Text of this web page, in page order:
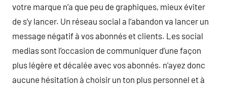
votre marque n’a que peu de graphiques, mieux éviter
de s’y lancer. Un réseau social a l’abandon va lancer un
message négatif à vos abonnés et clients. Les social
medias sont l’occasion de communiquer d’une façon
plus légère et décalée avec vos abonnés. n’ayez donc
aucune hésitation à choisir un ton plus personnel et à